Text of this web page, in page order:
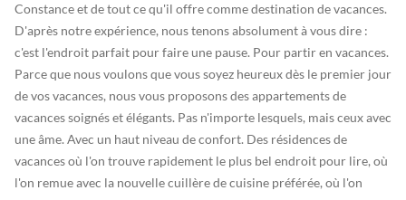
Constance et de tout ce qu'il offre comme destination de vacances.
D'après notre expérience, nous tenons absolument à vous dire :
c'est l'endroit parfait pour faire une pause. Pour partir en vacances.
Parce que nous voulons que vous soyez heureux dès le premier jour
de vos vacances, nous vous proposons des appartements de
vacances soignés et élégants. Pas n'importe lesquels, mais ceux avec
une âme. Avec un haut niveau de confort. Des résidences de
vacances où l'on trouve rapidement le plus bel endroit pour lire, où
l'on remue avec la nouvelle cuillère de cuisine préférée, où l'on